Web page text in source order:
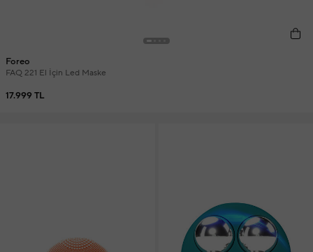
Foreo
FAQ 221 El İçin Led Maske
17.999 TL